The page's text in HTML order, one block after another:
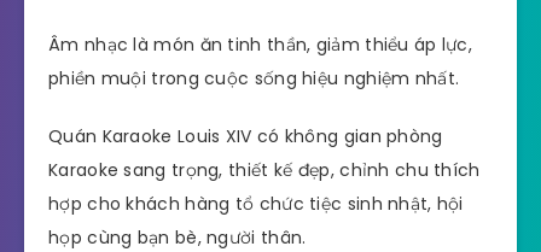
Âm nhạc là món ăn tinh thần, giảm thiểu áp lực,
phiền muội trong cuộc sống hiệu nghiệm nhất.
Quán Karaoke Louis XIV có không gian phòng
Karaoke sang trọng, thiết kế đẹp, chỉnh chu thích
hợp cho khách hàng tổ chức tiệc sinh nhật, hội
họp cùng bạn bè, người thân.